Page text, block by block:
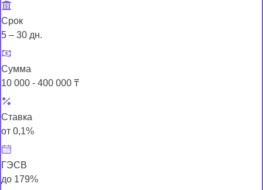
Срок
5 – 30 дн.
Сумма
10 000 - 400 000 ₸
Ставка
от 0,1%
ГЭСВ
до 179%